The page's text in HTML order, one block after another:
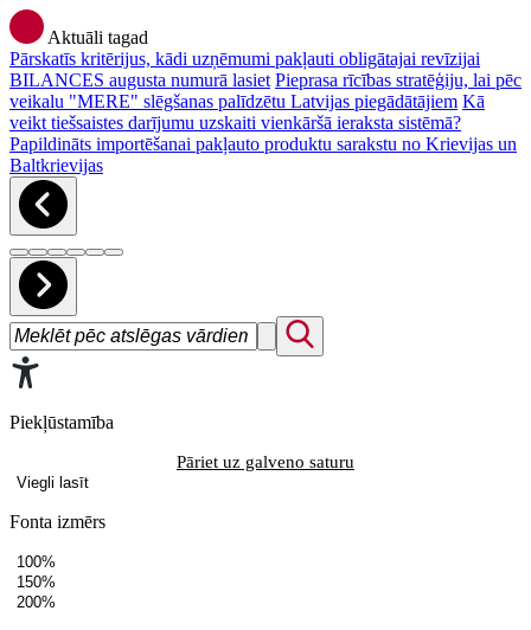
Aktuāli tagad
Pārskatīs kritērijus, kādi uzņēmumi pakļauti obligātajai revīzijai
BILANCES augusta numurā lasiet Pieprasa rīcības stratēģiju, lai pēc
veikalu "MERE" slēgšanas palīdzētu Latvijas piegādātājiem Kā
veikt tiešsaistes darījumu uzskaiti vienkāršā ieraksta sistēmā?
Papildināts importēšanai pakļauto produktu sarakstu no Krievijas un
Baltkrievijas
Piekļūstamība
Pāriet uz galveno saturu
Viegli lasīt
Fonta izmērs
100%
150%
200%